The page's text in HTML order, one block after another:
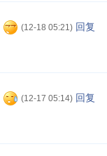
(12-18 05:21) 回复
(12-17 05:14) 回复